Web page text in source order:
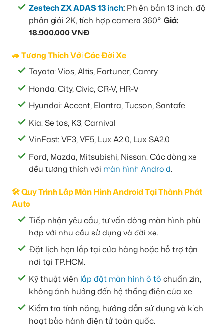
Zestech ZX ADAS 13 inch: Phiên bản 13 inch, độ
phân giải 2K, tích hợp camera 360°.Giá:
18.900.000 VNĐ
🚙 Tương Thích Với Các Đời Xe
Toyota: Vios, Altis, Fortuner, Camry
Honda: City, Civic, CR-V, HR-V
Hyundai: Accent, Elantra, Tucson, Santafe
Kia: Seltos, K3, Carnival
VinFast: VF3, VF5, Lux A2.0, Lux SA2.0
Ford, Mazda, Mitsubishi, Nissan: Các dòng xe
đều tương thích với màn hình Android.
🛠️ Quy Trình Lắp Màn Hình Android Tại Thành Phát
Auto
Tiếp nhận yêu cầu, tư vấn dòng màn hình phù
hợp với nhu cầu sử dụng và đời xe.
Đặt lịch hẹn lắp tại cửa hàng hoặc hỗ trợ tận
nơi tại TP.HCM.
Kỹ thuật viên lắp đặt màn hình ô tô chuẩn zin,
không ảnh hưởng đến hệ thống điện của xe.
Kiểm tra tính năng, hướng dẫn sử dụng và kích
hoạt bảo hành điện tử toàn quốc.